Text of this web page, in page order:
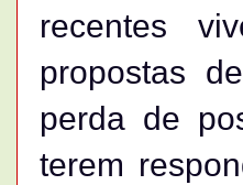
recentes
propostas
perda de
terem